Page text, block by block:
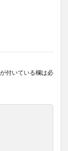
が付いている欄は必